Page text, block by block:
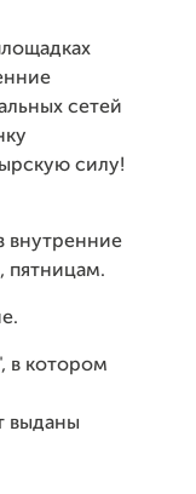
сетей
силу!
внутренние
пятницам.
в котором
выданы